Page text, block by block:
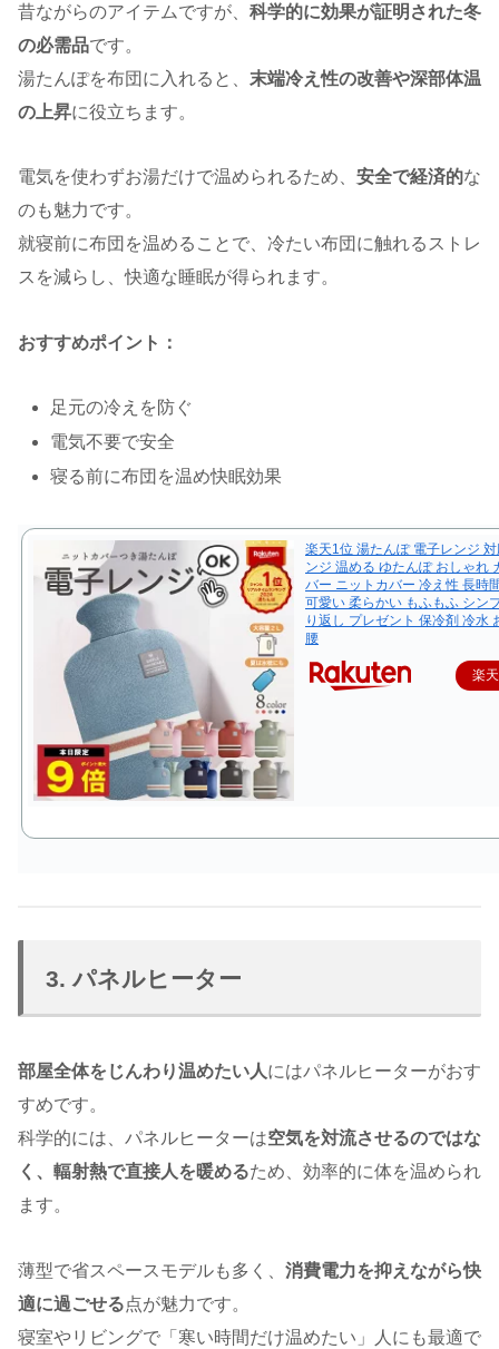
昔ながらのアイテムですが、 科学的に効果が証明された冬
の必需品です。
湯たんぽを布団に入れると、 末端冷え性の改善や深部体温
の上昇に役立ちます。
電気を使わずお湯だけで温められるため、 安全で経済的な
のも魅力です。
就寝前に布団を温めることで、冷たい布団に触れるストレ
スを減らし、快適な睡眠が得られます。
おすすめポイント：
足元の冷えを防ぐ
電気不要で安全
寝る前に布団を温め快眠効果
楽天1位 湯たんぽ 電子レンジ
ンジ 温める ゆたんぽ おしゃれ
バー ニットカバー 冷え性 長時
可愛い 柔らかい もふもふ シン
り返し プレゼント 保冷剤 冷水
腰
楽
3. パネルヒーター
部屋全体をじんわり温めたい人にはパネルヒーターがおす
すめです。
科学的には、パネルヒーターは空気を対流させるのではな
く、輻射熱で直接人を暖めるため、効率的に体を温められ
ます。
薄型で省スペースモデルも多く、 消費電力を抑えながら快
適に過ごせる点が魅力です。
寝室やリビングで「寒い時間だけ温めたい」人にも最適で